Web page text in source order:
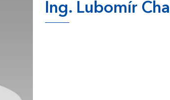
Ing. Lubomír